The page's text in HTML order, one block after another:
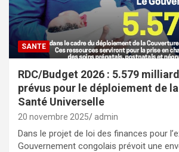
SANTE
RDC/Budget 2026 : 5.579
prévus pour le déploiement de
Santé Universelle
20 novembre 2025 admin
Dans le projet de loi des finances pour
Gouvernement congolais prévoit une